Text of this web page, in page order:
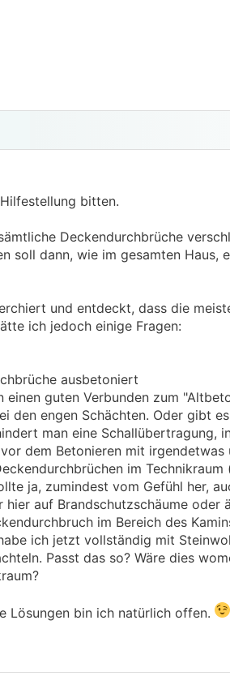
bitten.
Deckendurchbrüche
soll dann, wie im gesamten Haus,
und entdeckt, dass die
ich jedoch einige Fragen:
ausbetoniert
guten Verbunden zum
den engen Schächten. Oder gibt
man eine Schallübertragung,
dem Betonieren mit
im Technikraum
ja, zumindest vom Gefühl her,
auf Brandschutzschäume oder
im Bereich des
ich jetzt vollständig mit
Passt das so? Wäre dies
Lösungen bin ich natürlich offen.